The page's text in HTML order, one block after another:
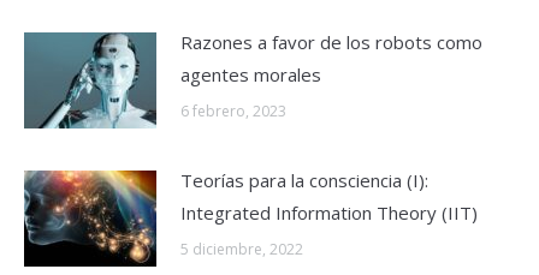
Razones a favor de los robots como
agentes morales
6 febrero, 2023
Teorías para la consciencia (I):
Integrated Information Theory (IIT)
5 diciembre, 2022